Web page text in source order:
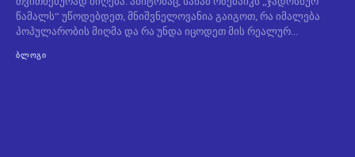
წამალს“ უწოდებდეთ, მნიშვნელოვანია გაიგოთ, რა იმალება
პოპულარობის მიღმა და რა უნდა იცოდეთ მის რეალურ...
ᲑᲚᲝᲒᲘ